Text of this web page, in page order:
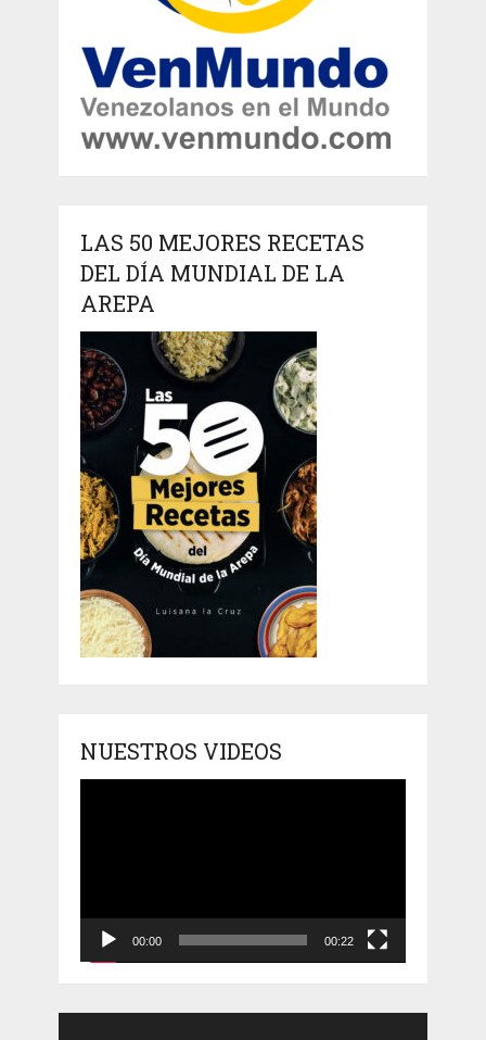
LAS 50 MEJORES RECETAS
DEL DÍA MUNDIAL DE LA
AREPA
NUESTROS VIDEOS
00:00 00:22